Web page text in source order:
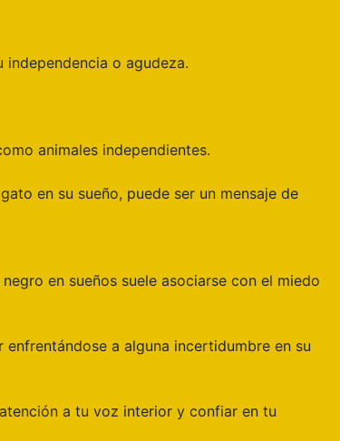
o agudeza.
animales independientes.
en su sueño, puede ser un mensaje de
en sueños suele asociarse con el miedo
a alguna incertidumbre en su
a tu voz interior y confiar en tu